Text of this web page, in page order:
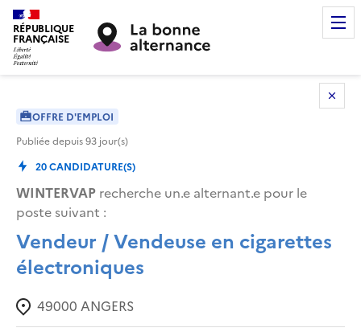
RÉPUBLIQUE
FRANÇAISE
OFFRE D'EMPLOI
Publiée depuis93 jour(s)
20CANDIDATURE(S)
WINTERVAP recherche un.e alternant.e pour le
poste suivant :
Vendeur / Vendeuse en cigarettes
électroniques
49000 ANGERS